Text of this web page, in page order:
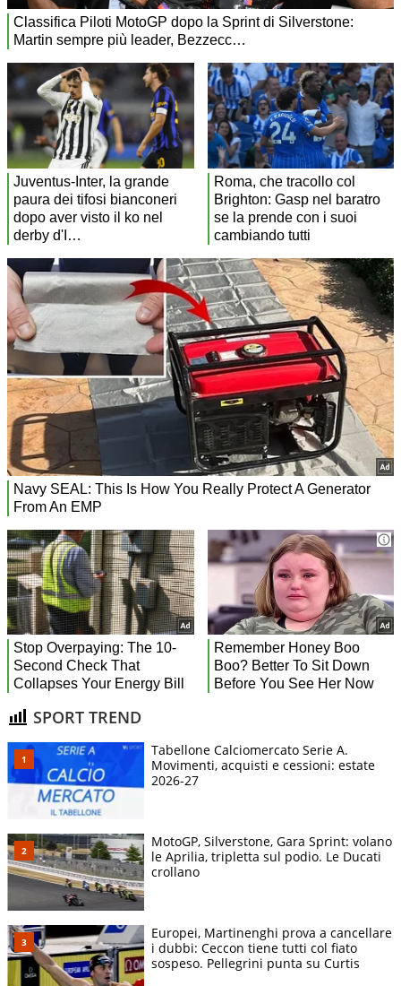
SPORT TREND
Tabellone Calciomercato Serie A.
Movimenti, acquisti e cessioni: estate
2026-27
MotoGP, Silverstone, Gara Sprint: volano
le Aprilia, tripletta sul podio. Le Ducati
crollano
Europei, Martinenghi prova a cancellare
i dubbi: Ceccon tiene tutti col fiato
sospeso. Pellegrini punta su Curtis